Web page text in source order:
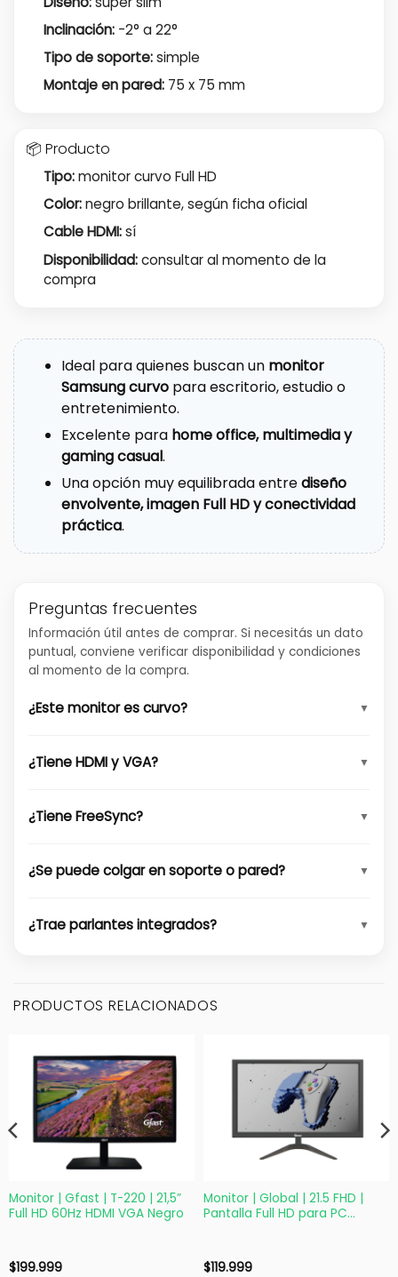
Inclinación:-2° a 22°
Tipo de soporte:simple
Montaje en pared:75 x 75 mm
📦 Producto
Tipo:monitor curvo Full HD
Color:negro brillante, según ficha oficial
Cable HDMI:sí
Disponibilidad:consultar al momento de la
compra
Ideal para quienes buscan un monitor
Samsung curvopara escritorio, estudio o
entretenimiento.
Excelente para home office, multimedia y
gaming casual.
Una opción muy equilibrada entrediseño
envolvente, imagen Full HD y conectividad
práctica.
Preguntas frecuentes
Información útil antes de comprar. Si necesitás un dato
puntual, conviene verificar disponibilidad y condiciones
al momento de la compra.
¿Este monitor es curvo?
¿Tiene HDMI y VGA?
¿Tiene FreeSync?
¿Se puede colgar en soporte o pared?
¿Trae parlantes integrados?
PRODUCTOS RELACIONADOS
Monitor | Gfast | T-220 | 21,5”
Full HD 60Hz HDMI VGA Negro
$199.999
Monitor | Global | 21.5 FHD |
Pantalla Full HD para PC
$119.999